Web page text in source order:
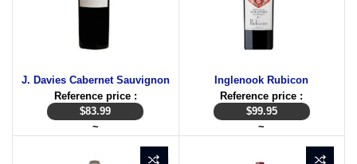
J. Davies Cabernet Sauvignon
Reference price :
$83.99
~
Inglenook Rubicon
Reference price :
$99.95
~